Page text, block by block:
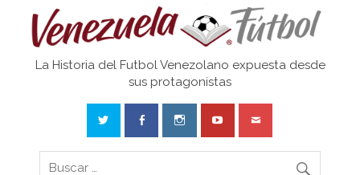
Venezuela
La Historia del Futbol Venezolano expuesta desde
sus protagonistas